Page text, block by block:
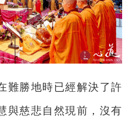
難勝地時已經解決了許
與慈悲自然現前，沒有